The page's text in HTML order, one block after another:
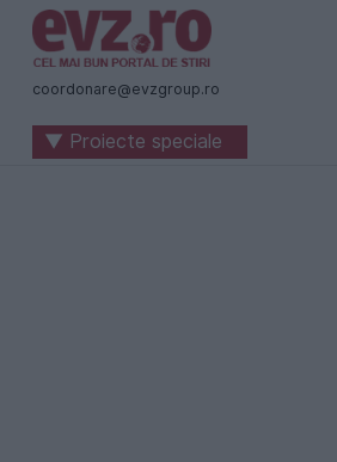
Știri
naționale
internaționale
coordonare@evzgroup.ro
▼ Proiecte speciale